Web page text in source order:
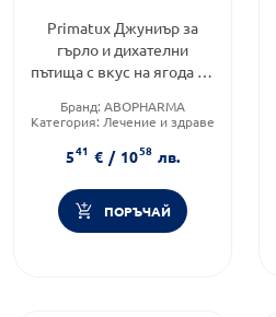
Primatux Джуниър за
гърло и дихателни
пътища с вкус на ягода 20
Бранд: ABOPHARMA
Категория: Лечение и здраве
PRIMATUX
541 € / 1058 лв.
ПОРЪЧАЙ